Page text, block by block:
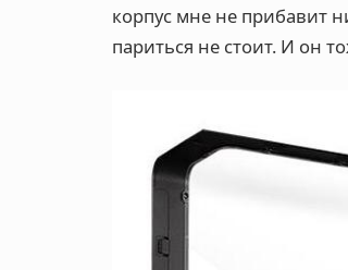
корпус мне не прибавит
париться не стоит. И он